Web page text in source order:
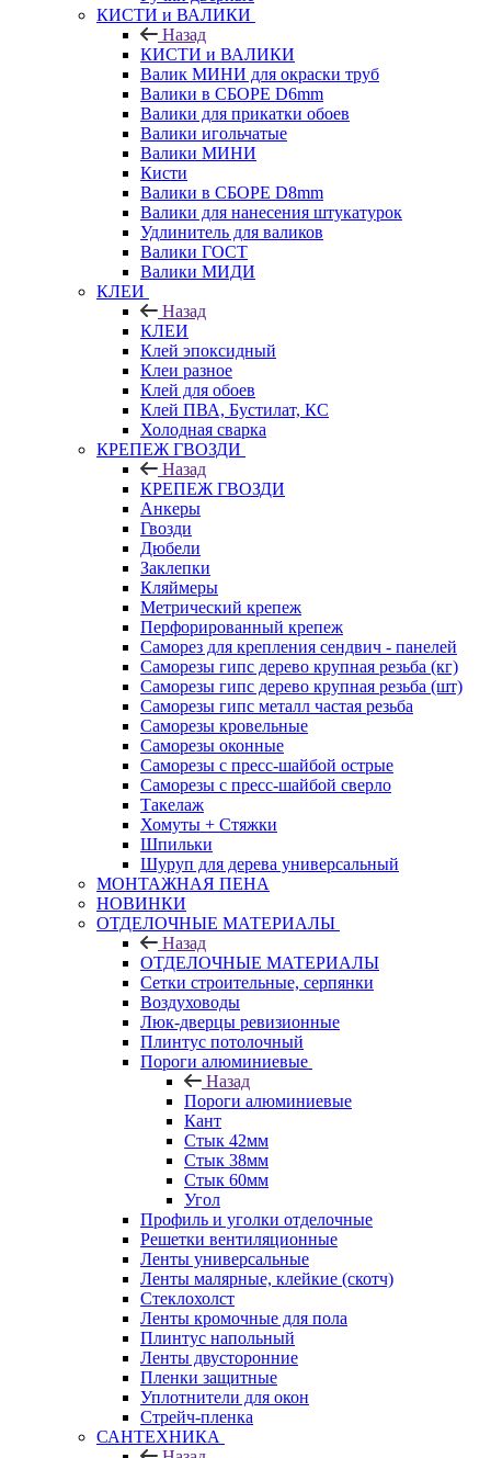
КИСТИ и ВАЛИКИ
Назад
КИСТИ и ВАЛИКИ
Валик МИНИ для окраски труб
Валики в СБОРЕ D6mm
Валики для прикатки обоев
Валики игольчатые
Валики МИНИ
Кисти
Валики в СБОРЕ D8mm
Валики для нанесения штукатурок
Удлинитель для валиков
Валики ГОСТ
Валики МИДИ
КЛЕИ
Назад
КЛЕИ
Клей эпоксидный
Клеи разное
Клей для обоев
Клей ПВА, Бустилат, КС
Холодная сварка
КРЕПЕЖ ГВОЗДИ
Назад
КРЕПЕЖ ГВОЗДИ
Анкеры
Гвозди
Дюбели
Заклепки
Кляймеры
Метрический крепеж
Перфорированный крепеж
Саморез для крепления сендвич - панелей
Саморезы гипс дерево крупная резьба (кг)
Саморезы гипс дерево крупная резьба (шт)
Саморезы гипс металл частая резьба
Саморезы кровельные
Саморезы оконные
Саморезы с пресс-шайбой острые
Саморезы с пресс-шайбой сверло
Такелаж
Хомуты + Стяжки
Шпильки
Шуруп для дерева универсальный
МОНТАЖНАЯ ПЕНА
НОВИНКИ
ОТДЕЛОЧНЫЕ МАТЕРИАЛЫ
Назад
ОТДЕЛОЧНЫЕ МАТЕРИАЛЫ
Сетки строительные, серпянки
Воздуховоды
Люк-дверцы ревизионные
Плинтус потолочный
Пороги алюминиевые
Назад
Пороги алюминиевые
Кант
Стык 42мм
Стык 38мм
Стык 60мм
Угол
Профиль и уголки отделочные
Решетки вентиляционные
Ленты универсальные
Ленты малярные, клейкие (скотч)
Стеклохолст
Ленты кромочные для пола
Плинтус напольный
Ленты двусторонние
Пленки защитные
Уплотнители для окон
Стрейч-пленка
САНТЕХНИКА